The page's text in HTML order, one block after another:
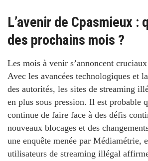
L’avenir de Cpasmieux :
des prochains mois ?
Les mois à venir s’annoncent
Avec les avancées technologiques et
des autorités, les sites de streaming
en plus sous pression. Il est probable
continue de faire face à des défis
nouveaux blocages et des
une enquête menée par Médiamétrie,
utilisateurs de streaming illégal